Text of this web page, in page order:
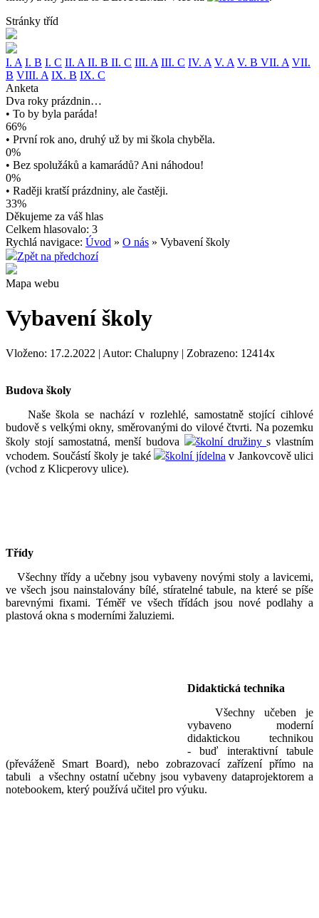
Stránky tříd
I. A I. B I. C II. A II. B II. C III. A III. C IV. A V. A V. B VII. A VII.
B VIII. A IX. B IX. C
Anketa
Dva roky prázdnin…
• To by byla paráda!
66%
• První rok ano, druhý už by mi škola chyběla.
0%
• Bez spolužáků a kamarádů? Ani náhodou!
0%
• Raději kratší prázdniny, ale častěji.
33%
Děkujeme za váš hlas
Celkem hlasovalo: 3
Rychlá navigace: Úvod » O nás » Vybavení školy
Zpět na předchozí
Mapa webu
Vybavení školy
Vloženo: 17.2.2022 | Autor: Chalupny | Zobrazeno: 12414x
Budova školy
Naše škola se nachází v rozlehlé, samostatně stojící cihlové
budově s velkými okny, směrovanými do vilové čtvrti. Na pozemku
školy stojí samostatná, menší budova
školní družinys vlastním
vchodem. Součástí školy je také
školní jídelna v Jankovcově ulici
(vchod z Klicperovy ulice).
Třídy
Všechny třídy a učebny jsou vybaveny novými stoly a lavicemi,
ve všech jsou nainstalovány bílé, stíratelné tabule, na které se píše
barevnými fixami. Téměř ve všech třídách jsou nové podlahy a
plastová okna s moderními žaluziemi.
Didaktická technika
Všechny učeben je
vybaveno moderní
didaktickou technikou
- buď interaktivní tabule
(převáženě Smart Board), nebo zobrazovací zařízení přímo na
tabuli a všechny ostatní učebny jsou vybaveny dataprojektorem a
notebookem, který používá učitel pro výuku.